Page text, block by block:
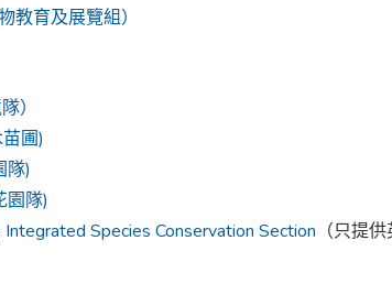
教育及展覽組）
）
圃)
隊)
園隊)
Species Conservation Section （只提